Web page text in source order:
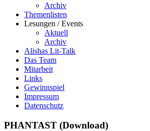
Archiv
Themenlisten
Lesungen / Events
Aktuell
Archiv
Alishas Lit-Talk
Das Team
Mitarbeit
Links
Gewinnspiel
Impressum
Datenschutz
PHANTAST (Download)